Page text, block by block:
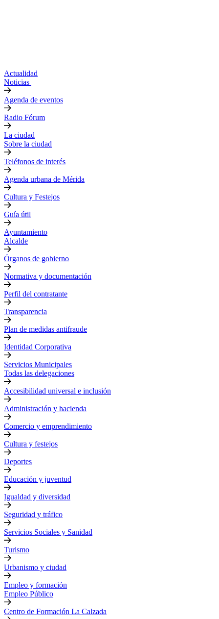
Actualidad
Noticias
Agenda de eventos
Radio Fórum
La ciudad
Sobre la ciudad
Teléfonos de interés
Agenda urbana de Mérida
Cultura y Festejos
Guía útil
Ayuntamiento
Alcalde
Órganos de gobierno
Normativa y documentación
Perfil del contratante
Transparencia
Plan de medidas antifraude
Identidad Corporativa
Servicios Municipales
Todas las delegaciones
Accesibilidad universal e inclusión
Administración y hacienda
Comercio y emprendimiento
Cultura y festejos
Deportes
Educación y juventud
Igualdad y diversidad
Seguridad y tráfico
Servicios Sociales y Sanidad
Turismo
Urbanismo y ciudad
Empleo y formación
Empleo Público
Centro de Formación La Calzada